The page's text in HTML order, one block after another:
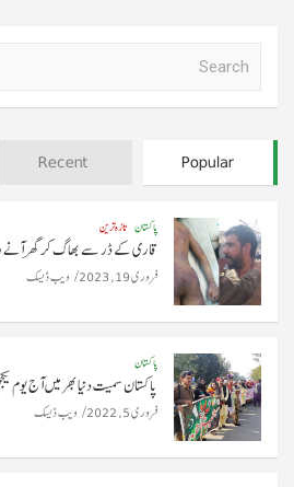
Popular
Recent
پاکستان تازہ ترین
قاری کے ڈر سے بھاگ کر گھر آنے
فروری 19, 2023 ویب ڈیسک
پاکستان
پاکستان سمیت دنیا بھر میں آج یوم
فروری 5, 2022 ویب ڈیسک